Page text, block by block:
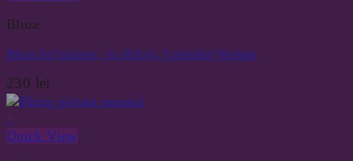
Bluze
Bluza tip hanorac, cu pictura, Colourful Woman
230 lei
Quick View